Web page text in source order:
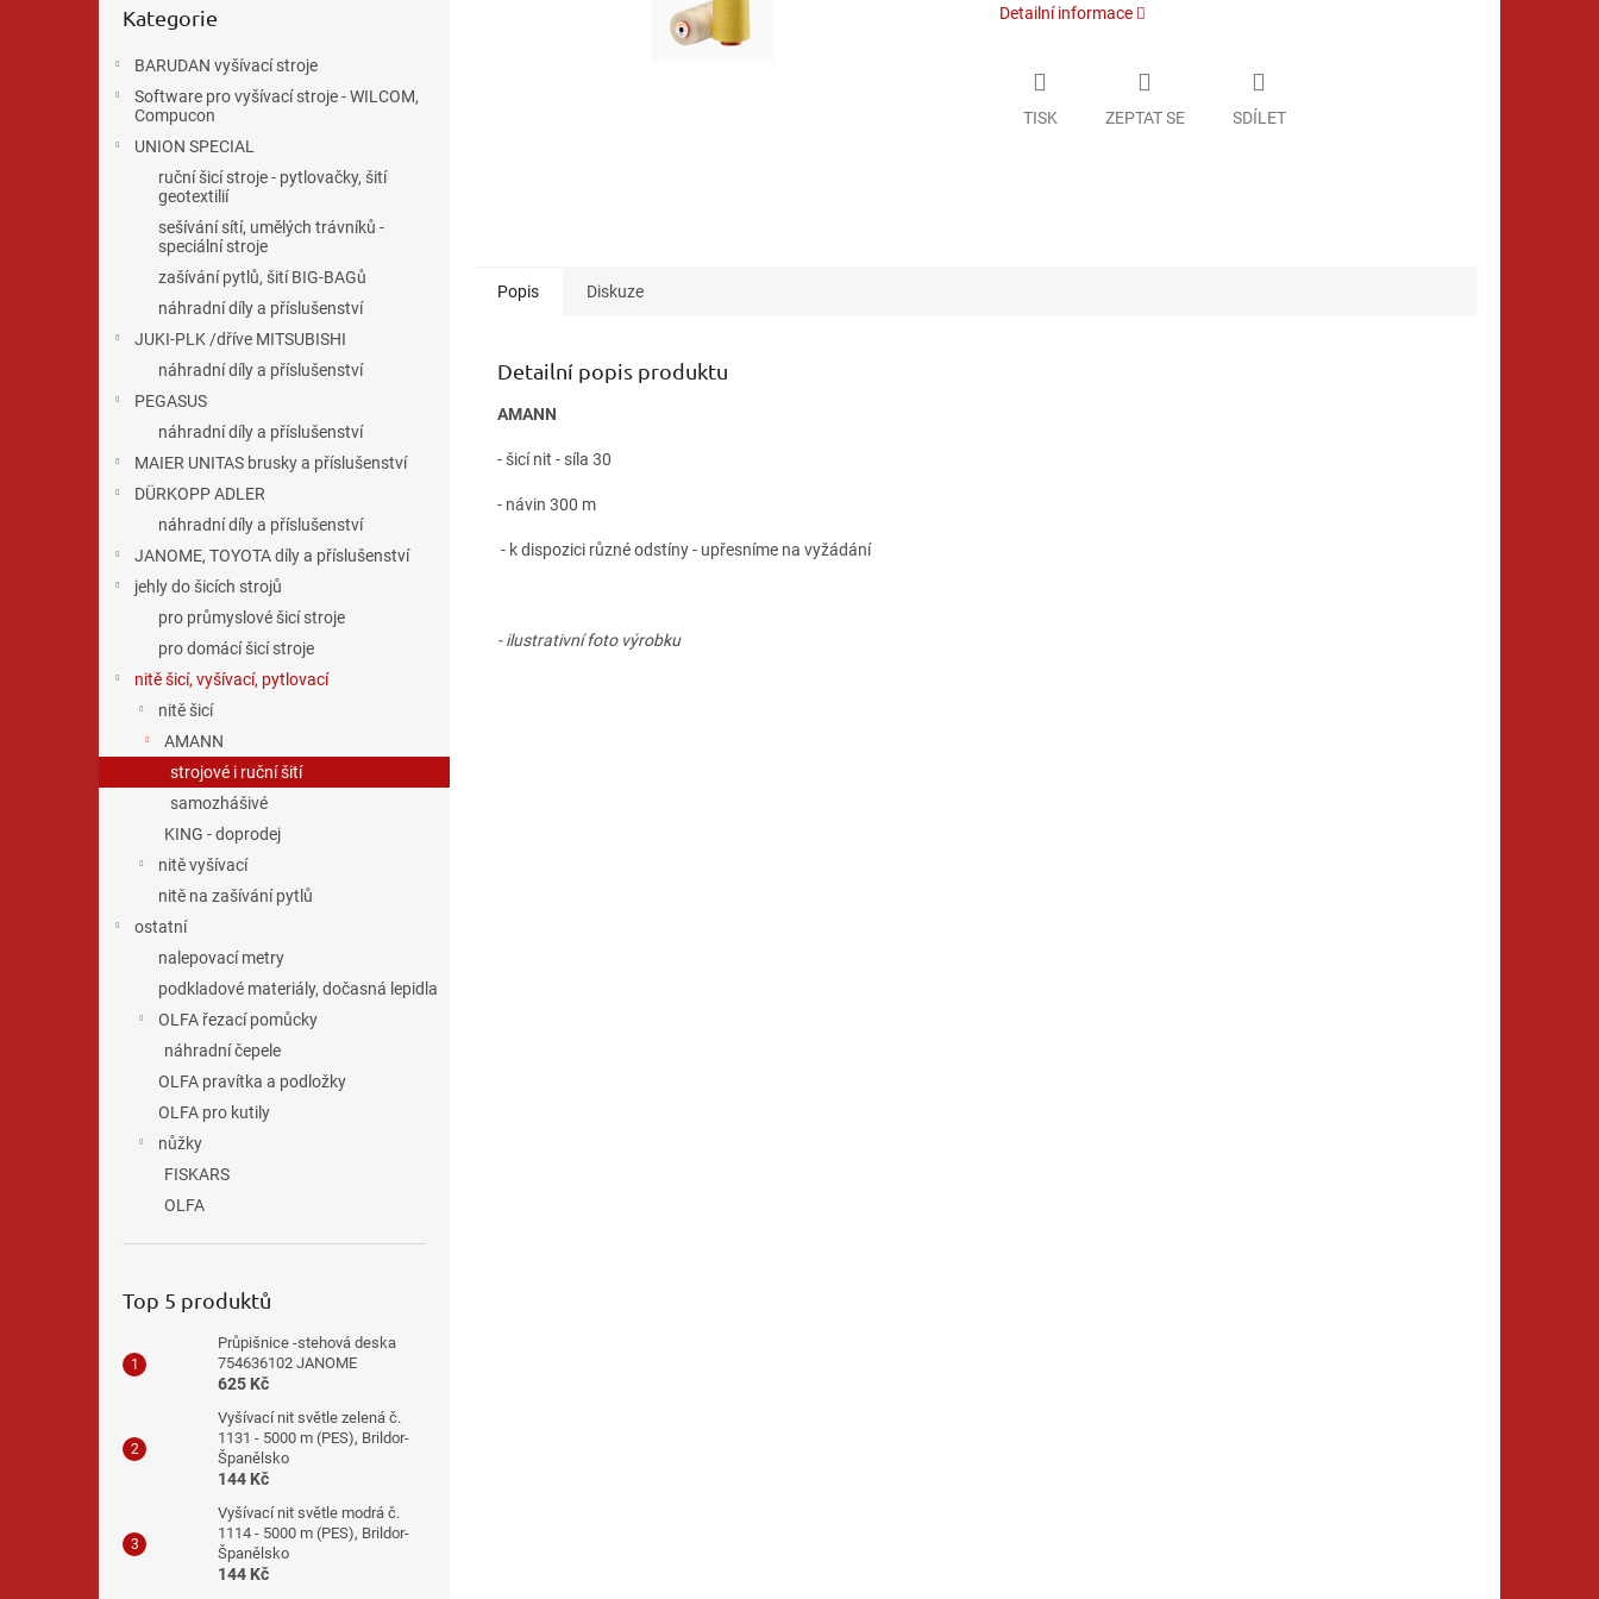
kategorie
Kategorie
BARUDAN vyšívací stroje
Software pro vyšívací stroje - WILCOM,
Compucon
UNION SPECIAL
ruční šicí stroje - pytlovačky, šití
geotextilií
sešívání sítí, umělých trávníků -
speciální stroje
zašívání pytlů, šití BIG-BAGů
náhradní díly a příslušenství
JUKI-PLK /dříve MITSUBISHI
náhradní díly a příslušenství
PEGASUS
náhradní díly a příslušenství
MAIER UNITAS brusky a příslušenství
DÜRKOPP ADLER
náhradní díly a příslušenství
JANOME, TOYOTA díly a příslušenství
jehly do šicích strojů
pro průmyslové šicí stroje
pro domácí šicí stroje
nitě šicí, vyšívací, pytlovací
nitě šicí
AMANN
strojové i ruční šití
samozhášivé
KING - doprodej
nitě vyšívací
nitě na zašívání pytlů
ostatní
nalepovací metry
podkladové materiály, dočasná lepidla
OLFA řezací pomůcky
náhradní čepele
OLFA pravítka a podložky
OLFA pro kutily
nůžky
FISKARS
OLFA
Top 5 produktů
Průpišnice -stehová deska
754636102 JANOME
625 Kč
Vyšívací nit světle zelená č.
1131 - 5000 m (PES), Brildor-
Španělsko
144 Kč
Vyšívací nit světle modrá č.
1114 - 5000 m (PES), Brildor-
Španělsko
144 Kč
Detailní informace
TISK ZEPTAT SE SDÍLET
Popis Diskuze
Detailní popis produktu
AMANN
- šicí nit - síla 30
- návin 300 m
- k dispozici různé odstíny - upřesníme na vyžádání
- ilustrativní foto výrobku